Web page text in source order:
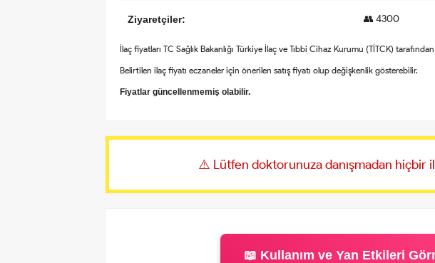
Ziyaretçiler: 👥 4300
İlaç fiyatları TC Sağlık Bakanlığı Türkiye İlaç ve Tıbbi Cihaz Kurumu (TİTCK)
Belirtilen ilaç fiyatı eczaneler için önerilen satış fiyatı olup değişkenlik gösterebilir.
Fiyatlar güncellenmemiş olabilir.
⚠️ Lütfen doktorunuza danışmadan hiçbir
📖 Kullanım ve Yan Etkileri